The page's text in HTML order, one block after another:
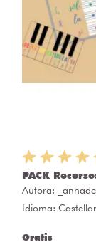
PACK
Autora:
Idioma:
Gratis